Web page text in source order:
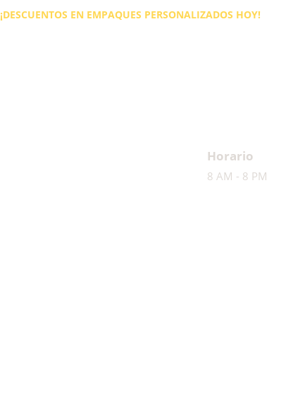
¡DESCUENTOS EN EMPAQUES PERSONALIZADOS HOY!
Horario
8 AM - 8 PM